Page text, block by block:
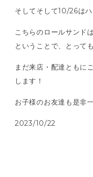
そしてそして10/26は
こちらのロールサンド
ということで、とって
まだ来店・配達ともに
します！
お子様のお友達も是非
2023/10/22